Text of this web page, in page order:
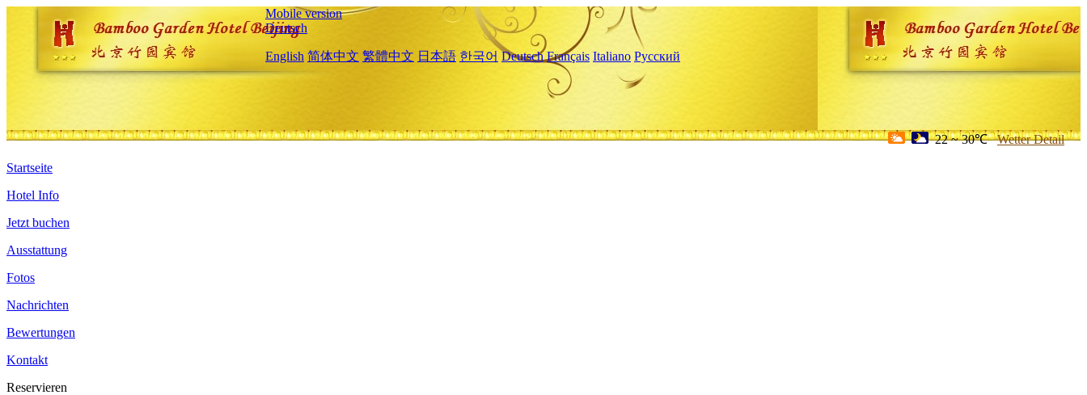
Mobile version
Deutsch
English 简体中文 繁體中文 日本語 한국어 Deutsch Français Italiano Русский
22 ~ 30℃ Wetter Detail
Startseite
Hotel Info
Jetzt buchen
Ausstattung
Fotos
Nachrichten
Bewertungen
Kontakt
Reservieren